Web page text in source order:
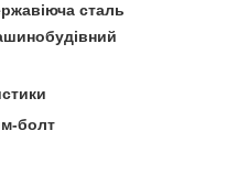
сталь
болт